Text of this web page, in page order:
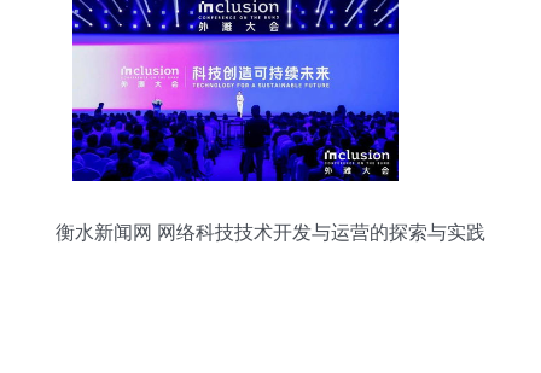
衡水新闻网 网络科技技术开发与运营的探索与实践